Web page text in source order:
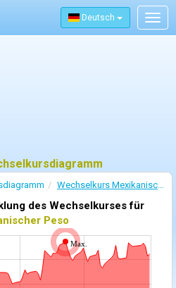
Deutsch
Wechselkurs Mexikanischer Peso
des Wechselkurses für
Peso
Max.